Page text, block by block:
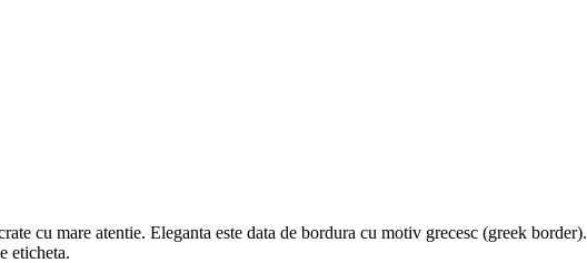
cu mare atentie. Eleganta este data de bordura cu motiv grecesc (greek border).
eticheta.